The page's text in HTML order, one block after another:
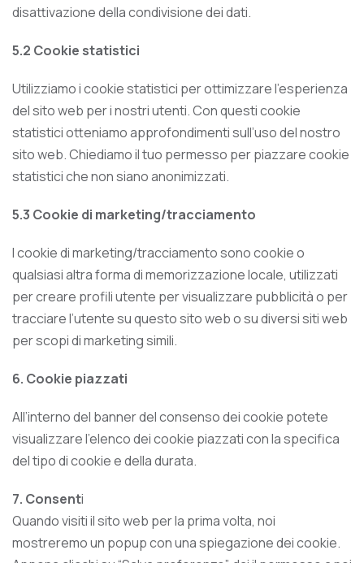
disattivazione della condivisione dei dati.
5.2 Cookie statistici
Utilizziamo i cookie statistici per ottimizzare l’esperienza
del sito web per i nostri utenti. Con questi cookie
statistici otteniamo approfondimenti sull’uso del nostro
sito web. Chiediamo il tuo permesso per piazzare cookie
statistici che non siano anonimizzati.
5.3 Cookie di marketing/tracciamento
I cookie di marketing/tracciamento sono cookie o
qualsiasi altra forma di memorizzazione locale, utilizzati
per creare profili utente per visualizzare pubblicità o per
tracciare l’utente su questo sito web o su diversi siti web
per scopi di marketing simili.
6. Cookie piazzati
All’interno del banner del consenso dei cookie potete
visualizzare l’elenco dei cookie piazzati con la specifica
del tipo di cookie e della durata.
7. Consenti
Quando visiti il sito web per la prima volta, noi
mostreremo un popup con una spiegazione dei cookie.